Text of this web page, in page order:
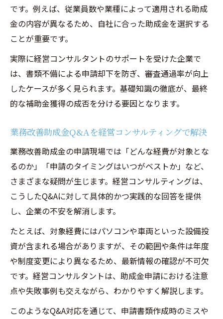
ート
経営コンサルティングで生産性向上を実現
する方法
補助金申請なら業務効率化と経営相談が鍵に
経営コンサルティングで申請書類作成を効
率化
業務効率化がもたらす補助金獲得のメリッ
補助金制度を経営コンサルティング視点で
見直す
業務改善助成金の対象経費を正しく把握す
る方法
個人事業主の経営相談が補助金成功に直結
事例に学ぶ業務効率化と補助金活用のコツ
経営コンサルティングによる業務効率改善
事例を解説
補助金活用の成功事例と経営コンサルティ
ングの関係
パソコン導入で業務効率化を図った事例紹
介
です。例えば、従業員数や業種によって適用される助成
金の内容が異なるため、自社に合った助成金を選択する
ことが重要です。
実際に経営コンサルタントのサポートを受けた企業で
は、書類不備による申請却下を防ぎ、審査通過率が向上
したケースが多く見られます。基礎知識の徹底が、最終
的な補助金獲得の成否を分ける要因となります。
業務改善助成金Q&Aを経営コンサルティングで解決
業務改善助成金の申請現場では「どんな経費が対象とな
るのか」「申請のタイミングはいつがベストか」など、
さまざまな疑問が生じます。経営コンサルティングは、
こうしたQ&Aに対して具体的かつ実践的な回答を提供
し、企業の不安を解消します。
たとえば、対象経費にはパソコンや車両といった設備投
資が含まれる場合がありますが、その範囲や条件は年度
や制度変更により異なるため、最新情報の確認が不可欠
です。経営コンサルタントは、助成金申請における注意
点や失敗事例も交えながら、わかりやすく解説します。
このようなQ&A対応を通じて、申請書類作成時のミスや